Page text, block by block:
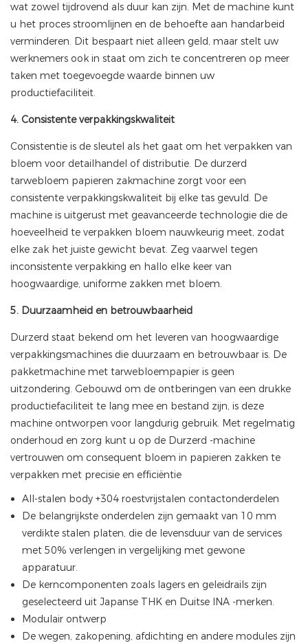
wat zowel tijdrovend als duur kan zijn. Met de machine kunt
u het proces stroomlijnen en de behoefte aan handarbeid
verminderen. Dit bespaart niet alleen geld, maar stelt uw
werknemers ook in staat om zich te concentreren op meer
taken met toegevoegde waarde binnen uw
productiefaciliteit.
4. Consistente verpakkingskwaliteit
Consistentie is de sleutel als het gaat om het verpakken van
bloem voor detailhandel of distributie. De durzerd
tarwebloem papieren zakmachine zorgt voor een
consistente verpakkingskwaliteit bij elke tas gevuld. De
machine is uitgerust met geavanceerde technologie die de
hoeveelheid te verpakken bloem nauwkeurig meet, zodat
elke zak het juiste gewicht bevat. Zeg vaarwel tegen
inconsistente verpakking en hallo elke keer van
hoogwaardige, uniforme zakken met bloem.
5. Duurzaamheid en betrouwbaarheid
Durzerd staat bekend om het leveren van hoogwaardige
verpakkingsmachines die duurzaam en betrouwbaar is. De
pakketmachine met tarwebloempapier is geen
uitzondering. Gebouwd om de ontberingen van een drukke
productiefaciliteit te lang mee en bestand zijn, is deze
machine ontworpen voor langdurig gebruik. Met regelmatig
onderhoud en zorg kunt u op de Durzerd -machine
vertrouwen om consequent bloem in papieren zakken te
verpakken met precisie en efficiëntie
All-stalen body +304 roestvrijstalen contactonderdelen
De belangrijkste onderdelen zijn gemaakt van 10 mm
verdikte stalen platen, die de levensduur van de services
met 50% verlengen in vergelijking met gewone
apparatuur.
De kerncomponenten zoals lagers en geleidrails zijn
geselecteerd uit Japanse THK en Duitse INA -merken.
Modulair ontwerp
De wegen, zakopening, afdichting en andere modules zijn